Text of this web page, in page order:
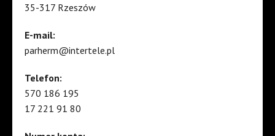
35-317 Rzeszów
E-mail:
parherm@intertele.pl
Telefon:
570 186 195
17 221 91 80